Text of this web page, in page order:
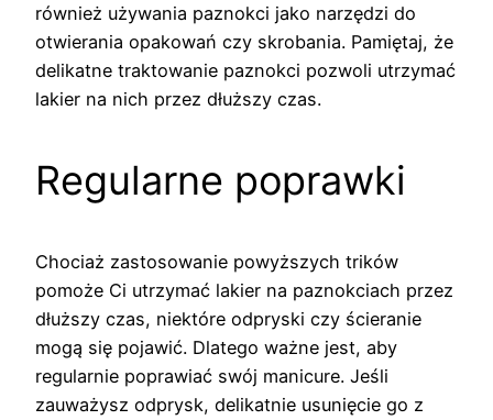
również używania paznokci jako narzędzi do
otwierania opakowań czy skrobania. Pamiętaj, że
delikatne traktowanie paznokci pozwoli utrzymać
lakier na nich przez dłuższy czas.
Regularne poprawki
Chociaż zastosowanie powyższych trików
pomoże Ci utrzymać lakier na paznokciach przez
dłuższy czas, niektóre odpryski czy ścieranie
mogą się pojawić. Dlatego ważne jest, aby
regularnie poprawiać swój manicure. Jeśli
zauważysz odprysk, delikatnie usunięcie go z